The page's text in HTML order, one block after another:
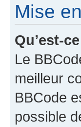
Mise
Qu’est-
Le
meilleur
BBCode
possible